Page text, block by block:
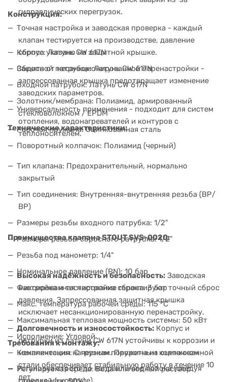
гидравлических перегрузок.
Точная настройка и заводская проверка - каждый
клапан тестируется на производстве, давление
сброса указано на защитной крышке.
Защита от несанкционированной перенастройки -
запрессованная крышка предотвращает изменение
заводских параметров.
Универсальность применения - подходит для систем
отопления, водонагревателей и контуров с
теплоносителем.
Конструкция:
Корпус: Латунь CW 617N
Сбросной патрубок: Латунь CW 617N
Входной патрубок: Латунь CW 617N
Золотник/мембрана: Полиамид, армированный
стекловолокном / EPDM
Рабочая пружина: Оцинкованная сталь
Поворотный колпачок: Полиамид (черный)
Технические характеристики:
Тип клапана: Предохранительный, нормально
закрытый
Тип соединения: Внутренняя-внутренняя резьба (ВР/
ВР)
Размеры резьбы входного патрубка: 1/2"
Размеры резьбы сбросного ратрубка: 1/2"
Резьба под манометр: 1/4"
Номинальное давление (PN): 10 бар
Фиксированная настройка сброса: 3 бар
Макс. температура рабочей среды: 115 °C
Максимальная тепловая мощность системы: 50 кВт
Исполнение: Угловой
Комплектация: С черным поворотным колпачком
Регулируемая среда: Вода или водный раствор
Преимущества клапана STOUT SVS-0020:
Высокая надёжность и безопасность: Заводская
настройка и тестирование гарантируют точный сброс
давления. Запрессованная защитная крышка
исключает несанкционированную перенастройку.
Долговечность и износостойкость: Корпус и
патрубки из латуни CW 617N устойчивы к коррозии и
механическим нагрузкам. Пружина из оцинкованной
стали обеспечивает стабильную работу в течение 10
лет.
Требования к монтажу:
Установка строго по направлению потока (следуя